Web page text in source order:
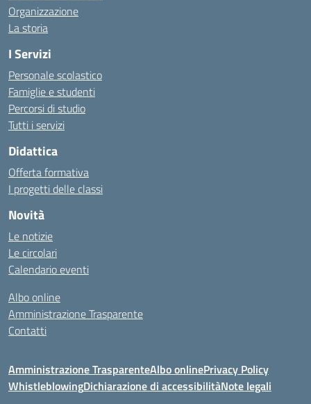
Organizzazione
La storia
I Servizi
Personale scolastico
Famiglie e studenti
Percorsi di studio
Tutti i servizi
Didattica
Offerta formativa
I progetti delle classi
Novità
Le notizie
Le circolari
Calendario eventi
Albo online
Amministrazione Trasparente
Contatti
Amministrazione TrasparenteAlbo onlinePrivacy Policy
WhistleblowingDichiarazione di accessibilitàNote legali